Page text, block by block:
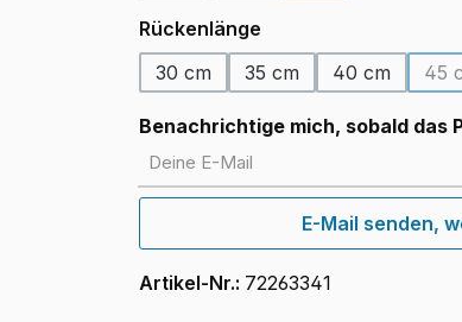
Rückenlänge
30 cm
35 cm 40 cm 45
Benachrichtige mich, sobald das
Deine E-Mail
E-Mail senden,
Artikel-Nr.: 72263341